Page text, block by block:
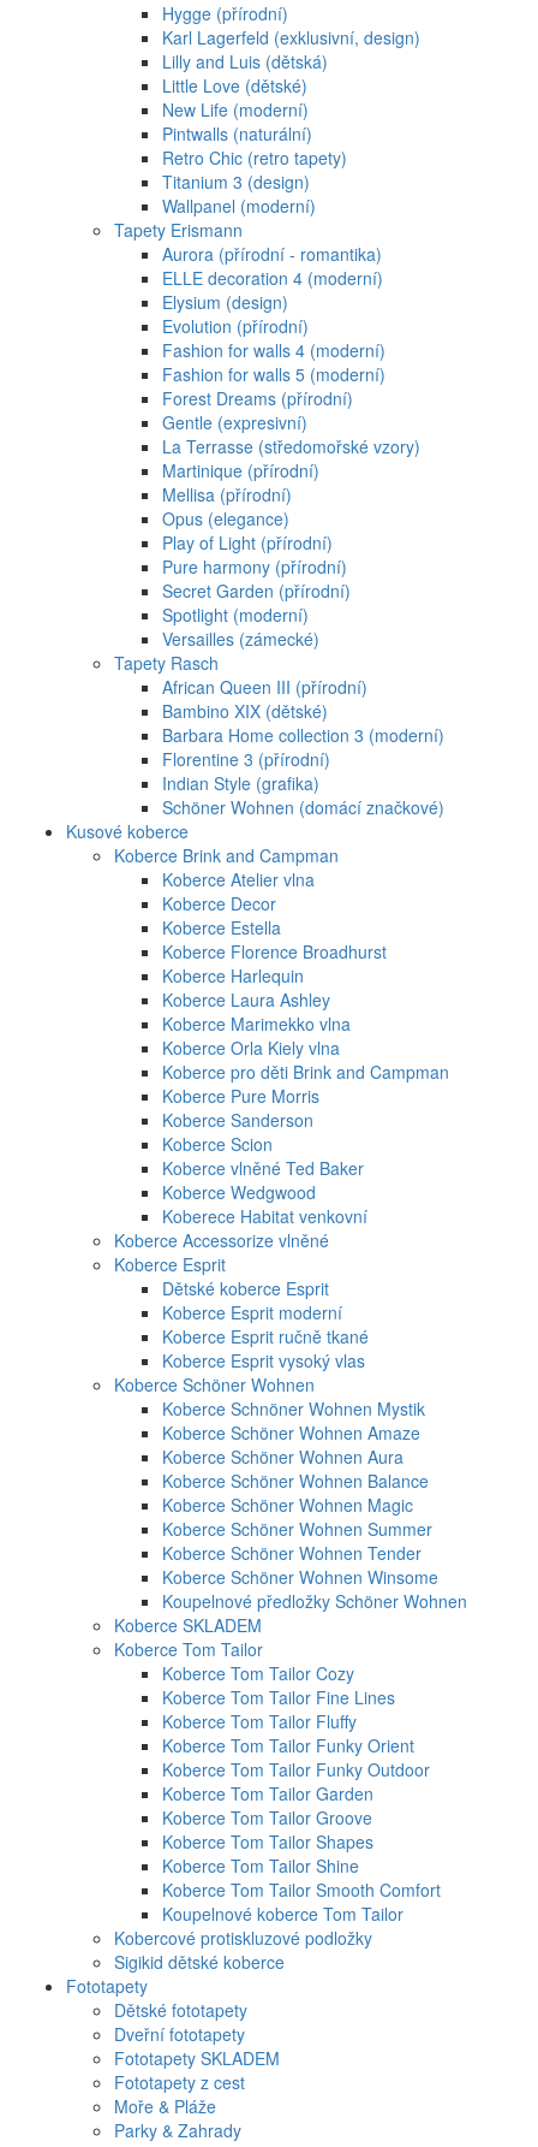
Hygge (přírodní)
Karl Lagerfeld (exklusivní, design)
Lilly and Luis (dětská)
Little Love (dětské)
New Life (moderní)
Pintwalls (naturální)
Retro Chic (retro tapety)
Titanium 3 (design)
Wallpanel (moderní)
Tapety Erismann
Aurora (přírodní - romantika)
ELLE decoration 4 (moderní)
Elysium (design)
Evolution (přírodní)
Fashion for walls 4 (moderní)
Fashion for walls 5 (moderní)
Forest Dreams (přírodní)
Gentle (expresivní)
La Terrasse (středomořské vzory)
Martinique (přírodní)
Mellisa (přírodní)
Opus (elegance)
Play of Light (přírodní)
Pure harmony (přírodní)
Secret Garden (přírodní)
Spotlight (moderní)
Versailles (zámecké)
Tapety Rasch
African Queen III (přírodní)
Bambino XIX (dětské)
Barbara Home collection 3 (moderní)
Florentine 3 (přírodní)
Indian Style (grafika)
Schöner Wohnen (domácí značkové)
Kusové koberce
Koberce Brink and Campman
Koberce Atelier vlna
Koberce Decor
Koberce Estella
Koberce Florence Broadhurst
Koberce Harlequin
Koberce Laura Ashley
Koberce Marimekko vlna
Koberce Orla Kiely vlna
Koberce pro děti Brink and Campman
Koberce Pure Morris
Koberce Sanderson
Koberce Scion
Koberce vlněné Ted Baker
Koberce Wedgwood
Koberece Habitat venkovní
Koberce Accessorize vlněné
Koberce Esprit
Dětské koberce Esprit
Koberce Esprit moderní
Koberce Esprit ručně tkané
Koberce Esprit vysoký vlas
Koberce Schöner Wohnen
Koberce Schnöner Wohnen Mystik
Koberce Schöner Wohnen Amaze
Koberce Schöner Wohnen Aura
Koberce Schöner Wohnen Balance
Koberce Schöner Wohnen Magic
Koberce Schöner Wohnen Summer
Koberce Schöner Wohnen Tender
Koberce Schöner Wohnen Winsome
Koupelnové předložky Schöner Wohnen
Koberce SKLADEM
Koberce Tom Tailor
Koberce Tom Tailor Cozy
Koberce Tom Tailor Fine Lines
Koberce Tom Tailor Fluffy
Koberce Tom Tailor Funky Orient
Koberce Tom Tailor Funky Outdoor
Koberce Tom Tailor Garden
Koberce Tom Tailor Groove
Koberce Tom Tailor Shapes
Koberce Tom Tailor Shine
Koberce Tom Tailor Smooth Comfort
Koupelnové koberce Tom Tailor
Kobercové protiskluzové podložky
Sigikid dětské koberce
Fototapety
Dětské fototapety
Dveřní fototapety
Fototapety SKLADEM
Fototapety z cest
Moře & Pláže
Parky & Zahrady